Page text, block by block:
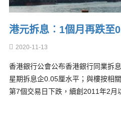
港元拆息︰1個月再跌
2020-11-13
香港銀行公會公布香港銀行同業拆
星期拆息企0.05厘水平；與樓按相
第7個交易日下跌，續創2011年2月